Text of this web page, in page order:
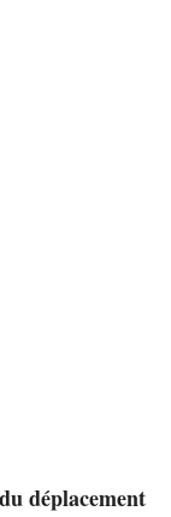
déplacement